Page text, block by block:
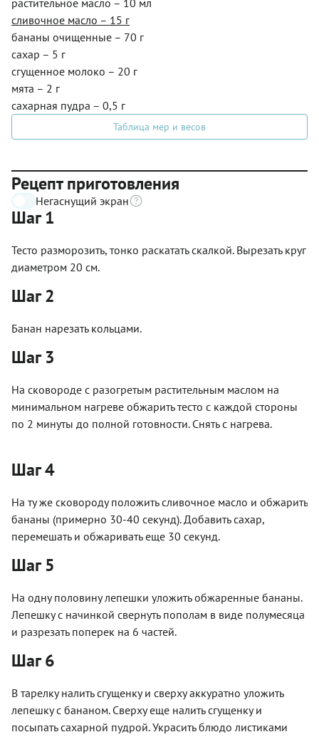
сливочное масло – 15 г
бананы очищенные – 70 г
сахар – 5 г
сгущенное молоко – 20 г
мята – 2 г
сахарная пудра – 0,5 г
Таблица мер и весов
Рецепт приготовления
Негаснущий экран
Шаг 1
Тесто разморозить, тонко раскатать скалкой. Вырезать круг
диаметром 20 см.
Шаг 2
Банан нарезать кольцами.
Шаг 3
На сковороде с разогретым растительным маслом на
минимальном нагреве обжарить тесто с каждой стороны
по 2 минуты до полной готовности. Снять с нагрева.
Шаг 4
На ту же сковороду положить сливочное масло и обжарить
бананы (примерно 30-40 секунд). Добавить сахар,
перемешать и обжаривать еще 30 секунд.
Шаг 5
На одну половину лепешки уложить обжаренные бананы.
Лепешку с начинкой свернуть пополам в виде полумесяца
и разрезать поперек на 6 частей.
Шаг 6
В тарелку налить сгущенку и сверху аккуратно уложить
лепешку с бананом. Сверху еще налить сгущенку и
посыпать сахарной пудрой. Украсить блюдо листиками